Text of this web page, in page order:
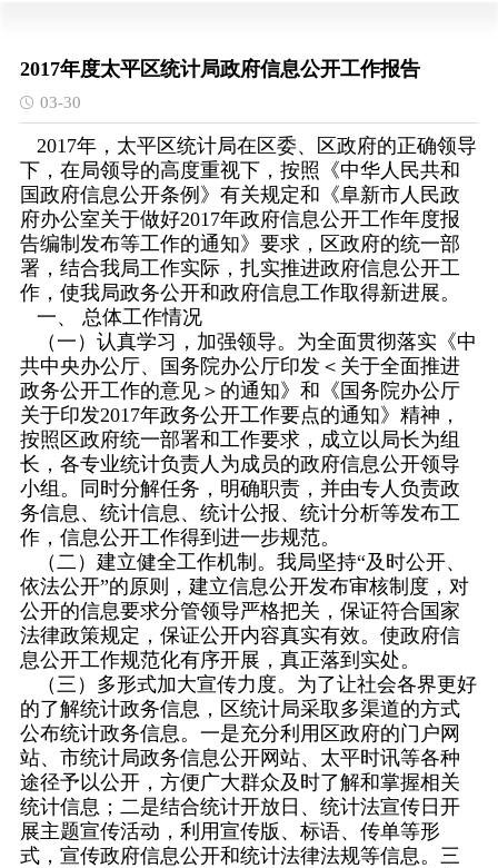
2017年度太平区统计局政府信息公开工作报告
03-30
2017年，太平区统计局在区委、区政府的正确领导
下，在局领导的高度重视下，按照《中华人民共和
国政府信息公开条例》有关规定和《阜新市人民政
府办公室关于做好2017年政府信息公开工作年度报
告编制发布等工作的通知》要求，区政府的统一部
署，结合我局工作实际，扎实推进政府信息公开工
作，使我局政务公开和政府信息工作取得新进展。
一、 总体工作情况
（一）认真学习，加强领导。为全面贯彻落实《中
共中央办公厅、国务院办公厅印发＜关于全面推进
政务公开工作的意见＞的通知》和《国务院办公厅
关于印发2017年政务公开工作要点的通知》精神，
按照区政府统一部署和工作要求，成立以局长为组
长，各专业统计负责人为成员的政府信息公开领导
小组。同时分解任务，明确职责，并由专人负责政
务信息、统计信息、统计公报、统计分析等发布工
作，信息公开工作得到进一步规范。
（二）建立健全工作机制。我局坚持“及时公开、
依法公开”的原则，建立信息公开发布审核制度，对
公开的信息要求分管领导严格把关，保证符合国家
法律政策规定，保证公开内容真实有效。使政府信
息公开工作规范化有序开展，真正落到实处。
（三）多形式加大宣传力度。为了让社会各界更好
的了解统计政务信息，区统计局采取多渠道的方式
公布统计政务信息。一是充分利用区政府的门户网
站、市统计局政务信息公开网站、太平时讯等各种
途径予以公开，方便广大群众及时了解和掌握相关
统计信息；二是结合统计开放日、统计法宣传日开
展主题宣传活动，利用宣传版、标语、传单等形
式，宣传政府信息公开和统计法律法规等信息。三